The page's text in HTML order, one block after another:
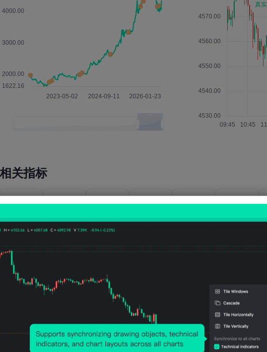
相关指标
美国
WTI原
远期均
价预期
(4月)
美元/
04-
07
美国
年短期
量预期
万桶/
日
07-07
美国
年天然
预期
公布值
1153
尺/
日
2026-
07-07
美国
1378
万
桶/
日
美国
尺/
日
2026-
07-07
美国
日
05